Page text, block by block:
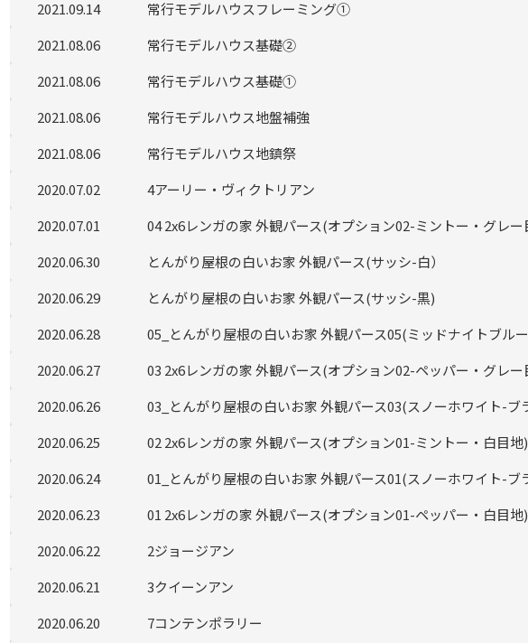
2021.09.14
常行モデルハウスフレーミング①
2021.08.06
常行モデルハウス基礎②
2021.08.06
常行モデルハウス基礎①
2021.08.06
常行モデルハウス地盤補強
2021.08.06
常行モデルハウス地鎮祭
2020.07.02
4アーリー・ヴィクトリアン
2020.07.01
04 2x6レンガの家 外観パース(オプション02-ミントー・グレー
2020.06.30
とんがり屋根の白いお家 外観パース(サッシ-白）
2020.06.29
とんがり屋根の白いお家 外観パース(サッシ-黒)
2020.06.28
05_とんがり屋根の白いお家 外観パース05(ミッドナイトブル
2020.06.27
03 2x6レンガの家 外観パース(オプション02-ペッパー・グレー
2020.06.26
03_とんがり屋根の白いお家 外観パース03(スノーホワイト-ブ
2020.06.25
02 2x6レンガの家 外観パース(オプション01-ミントー・白目地)
2020.06.24
01_とんがり屋根の白いお家 外観パース01(スノーホワイト-ブ
2020.06.23
01 2x6レンガの家 外観パース(オプション01-ペッパー・白目地
2020.06.22
2ジョージアン
2020.06.21
3クイーンアン
2020.06.20
7コンテンポラリー